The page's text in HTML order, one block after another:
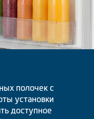
полочек с
установки
доступное